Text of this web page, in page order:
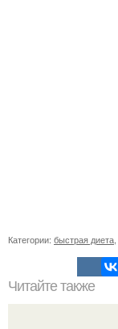
Категории: быстрая диета
Читайте также